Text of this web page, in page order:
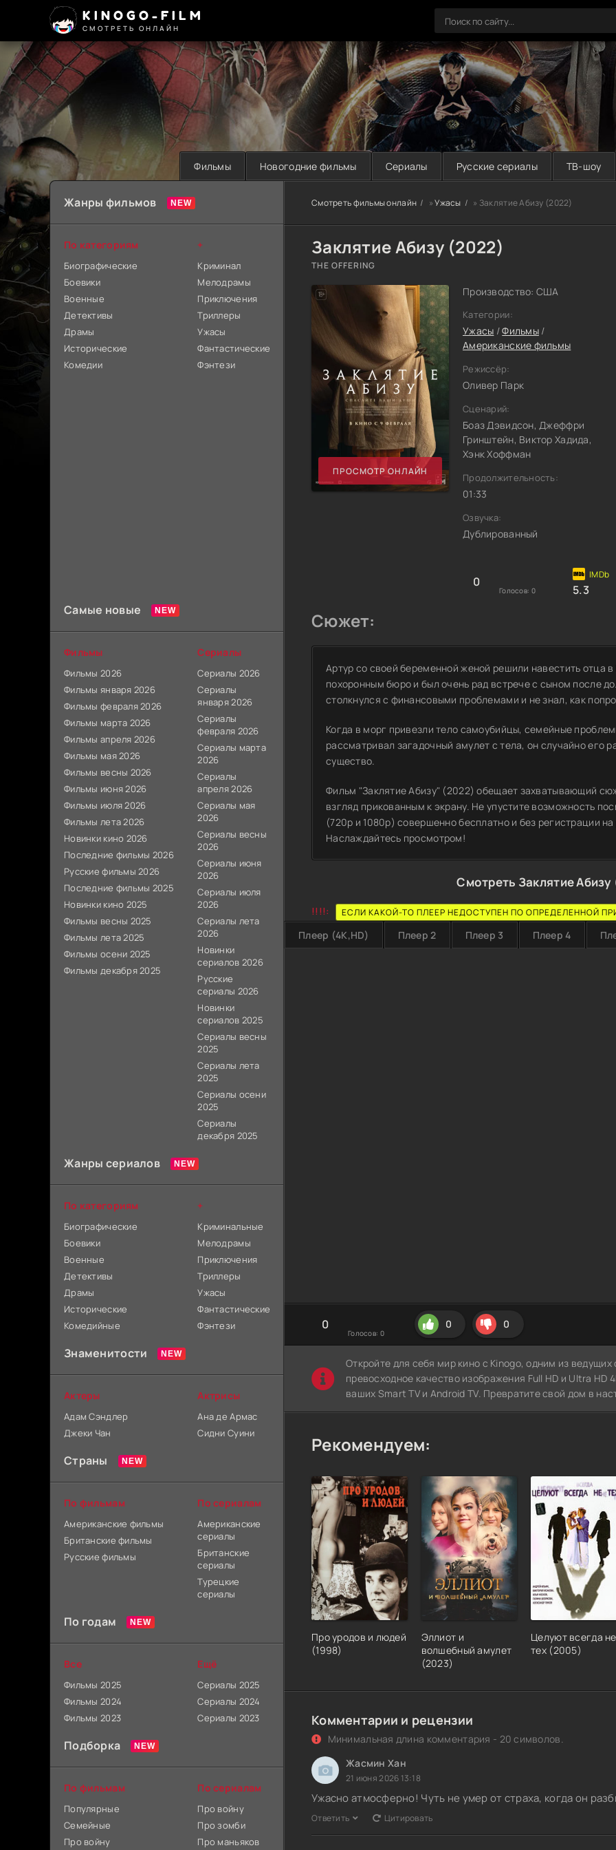
KINOGO-FILM
СМОТРЕТЬ ОНЛАЙН
Фильмы Новогодние фильмы Сериалы Русские сериалы ТВ-шоу
Смотреть фильмы онлайн »Ужасы » Заклятие Абизу (2022)
Заклятие Абизу (2022)
THE OFFERING
ПРОСМОТР ОНЛАЙН
Производство: США
Категории:
Ужасы /Фильмы/
Американские фильмы
Режиссёр:
Оливер Парк
Сценарий:
Боаз Дэвидсон, Джеффри
Гринштейн, Виктор Хадида,
Хэнк Хоффман
Продолжительность:
01:33
Озвучка:
Дублированный
0
Голосов: 0 5.3
Сюжет:
Артур со своей беременной женой решили навестить отца
похоронным бюро и был очень рад встрече с сыном после
столкнулся с финансовыми проблемами и не знал, как
Когда в морг привезли тело самоубийцы, семейные
рассматривал загадочный амулет с тела, он случайно его
существо.
Фильм "Заклятие Абизу" (2022) обещает захватывающий
взгляд прикованным к экрану. Не упустите возможность
(720p и 1080p) совершенно бесплатно и без регистрации
Наслаждайтесь просмотром!
Смотреть Заклятие
!!!!: ЕСЛИ КАКОЙ-ТО ПЛЕЕР НЕДОСТУПЕН ПО ОПРЕДЕЛЕННОЙ
Плеер (4K,HD) Плеер 2 Плеер 3 Плеер 4
0
Голосов: 0
0 0
Откройте для себя мир кино с Kinogo, одним из
превосходное качество изображения Full HD и Ultra HD
ваших Smart TV и Android TV. Превратите свой дом в
Рекомендуем:
Про уродов и людей
(1998)
Эллиот и
волшебный амулет
(2023)
Целуют всегда не
тех (2005)
Комментарии и рецензии
Минимальная длина комментария - 20 символов.
Жасмин Хан
21 июня 2026 13:18
Ужасно атмосферно! Чуть не умер от страха, когда он
Ответить Цитировать
Жанры фильмов
По категориям
Биографические
Боевики
Военные
Детективы
Драмы
Исторические
Комедии
+
Криминал
Мелодрамы
Приключения
Триллеры
Ужасы
Фантастические
Фэнтези
Самые новые
Фильмы
Фильмы 2026
Фильмы января 2026
Фильмы февраля 2026
Фильмы марта 2026
Фильмы апреля 2026
Фильмы мая 2026
Фильмы весны 2026
Фильмы июня 2026
Фильмы июля 2026
Фильмы лета 2026
Новинки кино 2026
Последние фильмы 2026
Русские фильмы 2026
Последние фильмы 2025
Новинки кино 2025
Фильмы весны 2025
Фильмы лета 2025
Фильмы осени 2025
Фильмы декабря 2025
Сериалы
Сериалы 2026
Сериалы
января 2026
Сериалы
февраля 2026
Сериалы марта
2026
Сериалы
апреля 2026
Сериалы мая
2026
Сериалы весны
2026
Сериалы июня
2026
Сериалы июля
2026
Сериалы лета
2026
Новинки
сериалов 2026
Русские
сериалы 2026
Новинки
сериалов 2025
Сериалы весны
2025
Сериалы лета
2025
Сериалы осени
2025
Сериалы
декабря 2025
Жанры сериалов
По категориям
Биографические
Боевики
Военные
Детективы
Драмы
Исторические
Комедийные
+
Криминальные
Мелодрамы
Приключения
Триллеры
Ужасы
Фантастические
Фэнтези
Знаменитости
Актеры
Адам Сэндлер
Джеки Чан
Актрисы
Ана де Армас
Сидни Суини
Страны
По фильмам
Американские фильмы
Британские фильмы
Русские фильмы
По сериалам
Американские
сериалы
Британские
сериалы
Турецкие
сериалы
По годам
Все
Фильмы 2025
Фильмы 2024
Фильмы 2023
Ещё
Сериалы 2025
Сериалы 2024
Сериалы 2023
Подборка
По фильмам
Популярные
Семейные
Про войну
По сериалам
Про войну
Про зомби
Про маньяков